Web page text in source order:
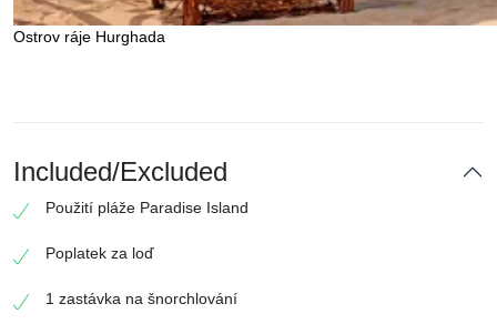
Ostrov ráje Hurghada
Included/Excluded
Použití pláže Paradise Island
Poplatek za loď
1 zastávka na šnorchlování